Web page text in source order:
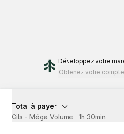
Développez votre
Obtenez votre
Total à payer
Cils - Méga Volume · 1h 30min